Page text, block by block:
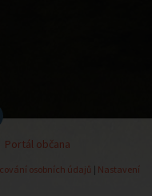
Portál občana
osobních údajů | Nastavení